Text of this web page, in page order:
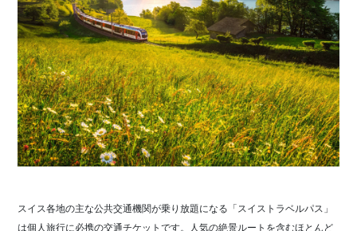
スイス各地の主な公共交通機関が乗り放題になる「スイストラベルパス」
は個人旅行に必携の交通チケットです。人気の絶景ルートを含むほとんど